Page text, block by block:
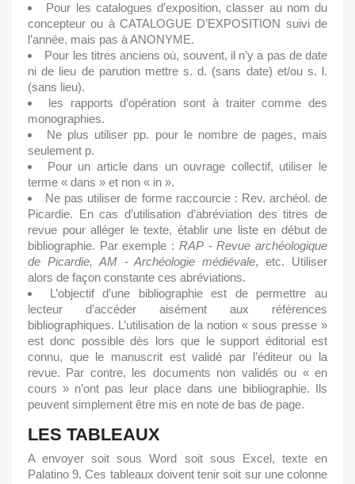
Pour les catalogues d’exposition, classer au nom du
concepteur ou à CATALOGUE D’EXPOSITION suivi de
l’année, mais pas à ANONYME.
Pour les titres anciens où, souvent, il n’y a pas de date
ni de lieu de parution mettre s. d. (sans date) et/ou s. l.
(sans lieu).
les rapports d’opération sont à traiter comme des
monographies.
Ne plus utiliser pp. pour le nombre de pages, mais
seulement p.
Pour un article dans un ouvrage collectif, utiliser le
terme « dans » et non « in ».
Ne pas utiliser de forme raccourcie : Rev. archéol. de
Picardie. En cas d’utilisation d’abréviation des titres de
revue pour alléger le texte, établir une liste en début de
bibliographie. Par exemple : RAP - Revue archéologique
de Picardie, AM - Archéologie médiévale, etc. Utiliser
alors de façon constante ces abréviations.
L’objectif d’une bibliographie est de permettre au
lecteur d’accéder aisément aux références
bibliographiques. L’utilisation de la notion « sous presse »
est donc possible dès lors que le support éditorial est
connu, que le manuscrit est validé par l’éditeur ou la
revue. Par contre, les documents non validés ou « en
cours » n’ont pas leur place dans une bibliographie. Ils
peuvent simplement être mis en note de bas de page.
LES TABLEAUX
A envoyer soit sous Word soit sous Excel, texte en
Palatino 9. Ces tableaux doivent tenir soit sur une colonne